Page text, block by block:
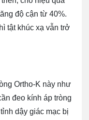
độ cận từ 40%.
tật khúc xạ vẫn trở
Ortho-K này như
đeo kính áp tròng
dậy giác mạc bị